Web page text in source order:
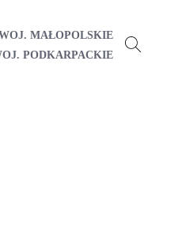
MAŁOPOLSKIE
PODKARPACKIE